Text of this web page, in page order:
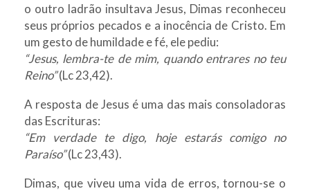
o outro ladrão insultava Jesus, Dimas reconheceu
seus próprios pecados e a inocência de Cristo. Em
um gesto de humildade e fé, ele pediu:
“Jesus, lembra-te de mim, quando entrares no teu
Reino”(Lc 23,42).
A resposta de Jesus é uma das mais consoladoras
das Escrituras:
“Em verdade te digo, hoje estarás comigo no
Paraíso”(Lc 23,43).
Dimas, que viveu uma vida de erros, tornou-se o